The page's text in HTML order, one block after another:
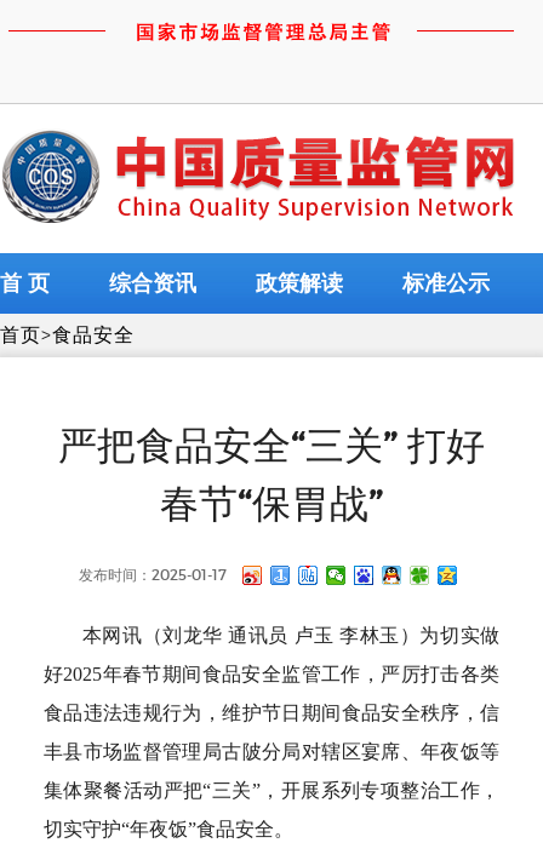
首 页 综合资讯 政策解读 标准公示
首页>食品安全
严把食品安全“三关” 打好
春节“保胃战”
发布时间：2025-01-17
本网讯（刘龙华 通讯员 卢玉 李林玉）为切实做
好2025年春节期间食品安全监管工作，严厉打击各类
食品违法违规行为，维护节日期间食品安全秩序，信
丰县市场监督管理局古陂分局对辖区宴席、年夜饭等
集体聚餐活动严把“三关”，开展系列专项整治工作，
切实守护“年夜饭”食品安全。